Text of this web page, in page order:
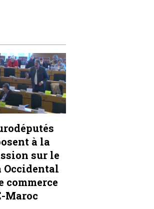
à la
sur le
Occidental
commerce
Maroc